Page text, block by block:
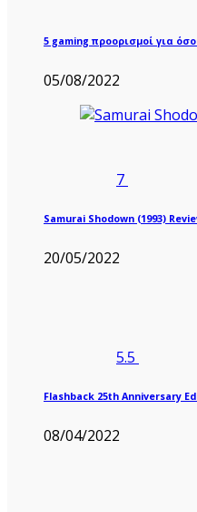
5 gaming προορισμοί για
05/08/2022
7
Samurai Shodown (1993)
20/05/2022
5.5
Flashback 25th Anniversary
08/04/2022